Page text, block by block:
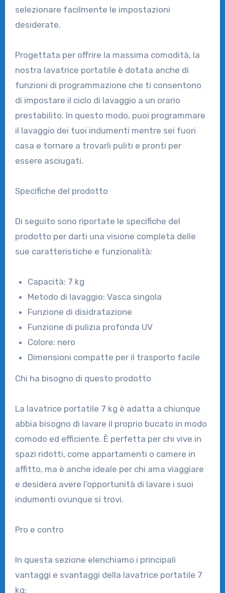
selezionare facilmente le impostazioni
desiderate.
Progettata per offrire la massima comodità, la
nostra lavatrice portatile è dotata anche di
funzioni di programmazione che ti consentono
di impostare il ciclo di lavaggio a un orario
prestabilito. In questo modo, puoi programmare
il lavaggio dei tuoi indumenti mentre sei fuori
casa e tornare a trovarli puliti e pronti per
essere asciugati.
Specifiche del prodotto
Di seguito sono riportate le specifiche del
prodotto per darti una visione completa delle
sue caratteristiche e funzionalità:
Capacità: 7 kg
Metodo di lavaggio: Vasca singola
Funzione di disidratazione
Funzione di pulizia profonda UV
Colore: nero
Dimensioni compatte per il trasporto facile
Chi ha bisogno di questo prodotto
La lavatrice portatile 7 kg è adatta a chiunque
abbia bisogno di lavare il proprio bucato in modo
comodo ed efficiente. È perfetta per chi vive in
spazi ridotti, come appartamenti o camere in
affitto, ma è anche ideale per chi ama viaggiare
e desidera avere l’opportunità di lavare i suoi
indumenti ovunque si trovi.
Pro e contro
In questa sezione elenchiamo i principali
vantaggi e svantaggi della lavatrice portatile 7
kg: